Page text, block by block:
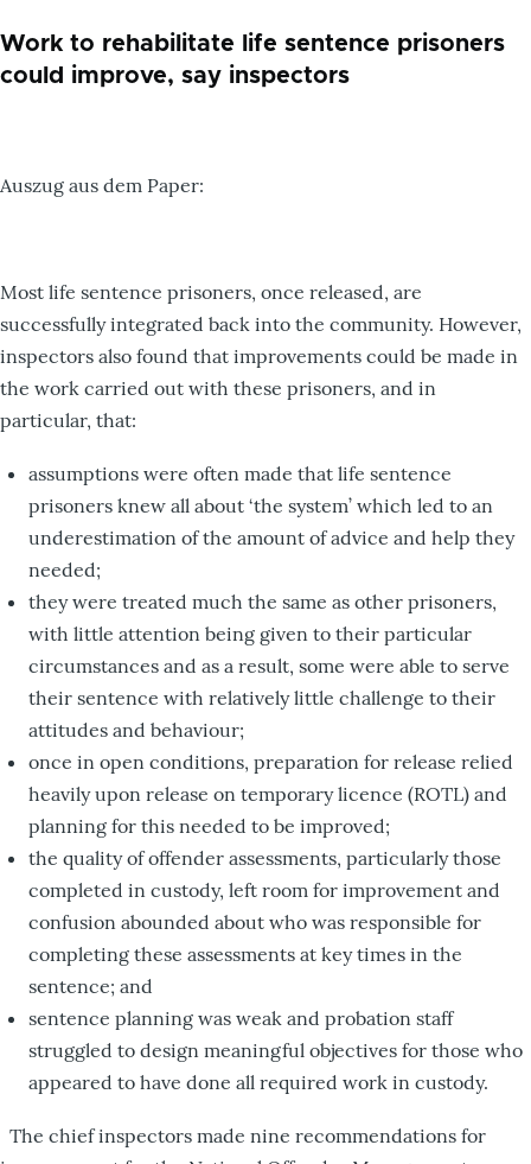
Work to rehabilitate life sentence prisoners
could improve, say inspectors
Auszug aus dem Paper:
Most life sentence prisoners, once released, are
successfully integrated back into the community. However,
inspectors also found that improvements could be made in
the work carried out with these prisoners, and in
particular, that:
assumptions were often made that life sentence
prisoners knew all about ‘the system’ which led to an
underestimation of the amount of advice and help they
needed;
they were treated much the same as other prisoners,
with little attention being given to their particular
circumstances and as a result, some were able to serve
their sentence with relatively little challenge to their
attitudes and behaviour;
once in open conditions, preparation for release relied
heavily upon release on temporary licence (ROTL) and
planning for this needed to be improved;
the quality of offender assessments, particularly those
completed in custody, left room for improvement and
confusion abounded about who was responsible for
completing these assessments at key times in the
sentence; and
sentence planning was weak and probation staff
struggled to design meaningful objectives for those who
appeared to have done all required work in custody.
The chief inspectors made nine recommendations for